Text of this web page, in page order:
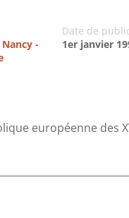
-
Date de
1er janvier
européenne des